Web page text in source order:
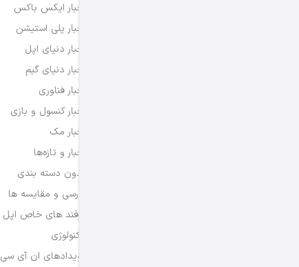
اخبار ایکس باکس
اخبار پلی استیشن
اخبار دنیای اپل
اخبار دنیای گیم
اخبار فناوری
اخبار کنسول و بازی
اخبار مک
اخبار و تازه‌ها
بدون دسته بندی
بررسی و مقایسه ها
ترفند های خاص اپل
تکنولوژی
رویدادهای ان آی سی